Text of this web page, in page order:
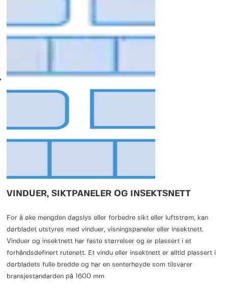
VINDUER, SIKTPANELER OG INSEKTSNETT
For å øke mengden dagslys eller forbedre sikt eller luftstrøm, kan
dørbladet utstyres med vinduer, visningspaneler eller insektnett.
Vinduer og insektnett har faste størrelser og er plassert i et
forhåndsdefinert rutenett. Et vindu eller insektnett er alltid plassert i
dørbladets fulle bredde og har en senterhøyde som tilsvarer
bransjestandarden på 1600 mm